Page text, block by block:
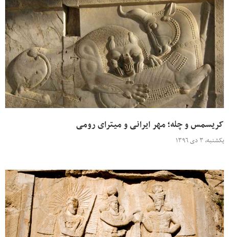
کریسمس و چله؛ مهر ایرانی و میترای رومی
یکشنبه، ۳ دی ۱۳۹۶